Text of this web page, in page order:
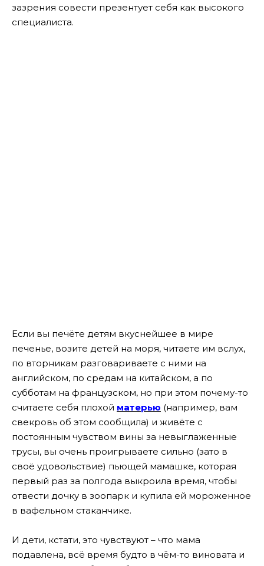
зазрения совести презентует себя как высокого
специалиста.
Если вы печёте детям вкуснейшее в мире
печенье, возите детей на моря, читаете им вслух,
по вторникам разговариваете с ними на
английском, по средам на китайском, а по
субботам на французском, но при этом почему-то
считаете себя плохой матерью (например, вам
свекровь об этом сообщила) и живёте с
постоянным чувством вины за невыглаженные
трусы, вы очень проигрываете сильно (зато в
своё удовольствие) пьющей мамашке, которая
первый раз за полгода выкроила время, чтобы
отвести дочку в зоопарк и купила ей мороженное
в вафельном стаканчике.
И дети, кстати, это чувствуют – что мама
подавлена, всё время будто в чём-то виновата и